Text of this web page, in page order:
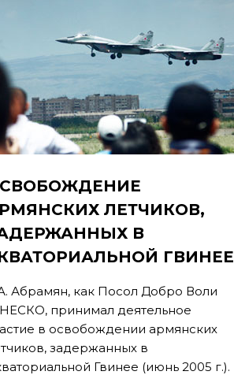
ЛЕТЧИКОВ,
В
ГВИНЕЕ
Абрамян, как Посол Добро Воли
принимал деятельное
в освобождении армянских
задержанных в
Гвинее (июнь 2005 г.).